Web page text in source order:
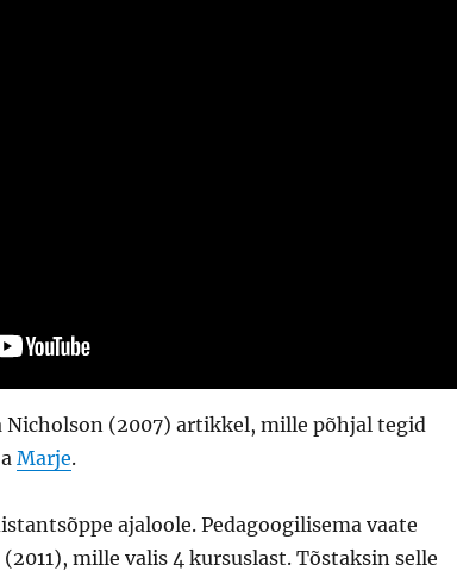
Nicholson (2007) artikkel, mille põhjal tegid
Marje.
ajaloole. Pedagoogilisema vaate
mille valis 4 kursuslast. Tõstaksin selle